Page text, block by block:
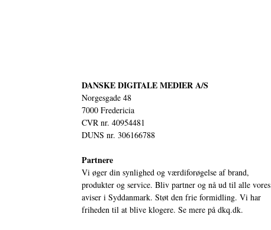
DANSKE DIGITALE MEDIER A/S
Norgesgade 48
7000 Fredericia
CVR nr. 40954481
DUNS nr. 306166788
Partnere
Vi øger din synlighed og værdiforøgelse af brand,
produkter og service. Bliv partner og nå ud til alle vores
aviser i Syddanmark. Støt den frie formidling. Vi har
friheden til at blive klogere. Se mere på dkq.dk.